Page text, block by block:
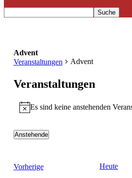
Advent
Veranstaltungen
Advent
Veranstaltungen
Hinweis
Es sind keine anstehenden
Anstehende
VorherigeVeranstaltungen Heute